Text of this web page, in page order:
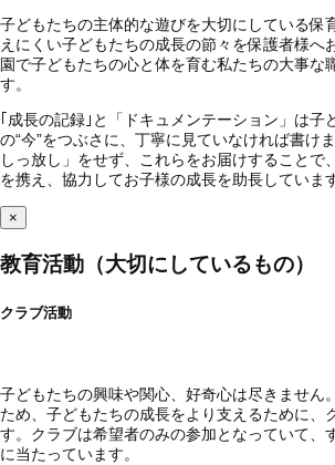
子どもたちの主体的な遊びを大切にしている保
えにくい子どもたちの成長の節々を保護者様へ
園で子どもたちの心と体を育む私たちの大事な
す。
｢成長の記録｣と「ドキュメンテーション」は子
の“今”をつぶさに、丁寧に見ていなければ書け
しっ放し」をせず、これらをお届けすることで
を携え、協力してお子様の成長を助長しています
×
教育活動（大切にしているもの）
クラブ活動
子どもたちの興味や関心、好奇心は尽きません
ため、子どもたちの成長をより支えるために、
す。クラブは希望者のみの参加となっていて、
に当たっています。